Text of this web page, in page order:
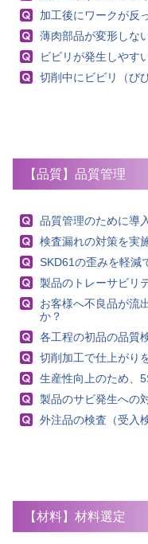
加工後にワークが反
薄肉部品が変形しな
ビビリが発生しやす
切削中にビビリ（び
【品質】品質管理
品質管理のために導
検査漏れの対策を実
SKD61の歪みを軽減
製品のトレーサビリ
お客様へ不良品が流
か？
各工程の初品の品質
切削加工で仕上がり
生産性向上のため、
製品のサビ発生への
外注品の検査（受入
【材料】材料選定